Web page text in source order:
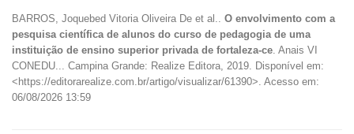
BARROS, Joquebed Vitoria Oliveira De et al.. O envolvimento com a
pesquisa científica de alunos do curso de pedagogia de uma
instituição de ensino superior privada de fortaleza-ce. Anais VI
CONEDU... Campina Grande: Realize Editora, 2019. Disponível em:
<https://editorarealize.com.br/artigo/visualizar/61390>. Acesso em:
06/08/2026 13:59